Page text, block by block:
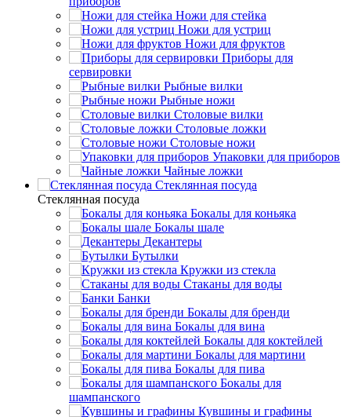
Ножи для стейка
Ножи для устриц
Ножи для фруктов
Приборы для
сервировки
Рыбные вилки
Рыбные ножи
Столовые вилки
Столовые ложки
Столовые ножи
Упаковки для приборов
Чайные ложки
Стеклянная посуда
Стеклянная посуда
Бокалы для коньяка
Бокалы шале
Декантеры
Бутылки
Кружки из стекла
Стаканы для воды
Банки
Бокалы для бренди
Бокалы для вина
Бокалы для коктейлей
Бокалы для мартини
Бокалы для пива
Бокалы для
шампанского
Кувшины и графины